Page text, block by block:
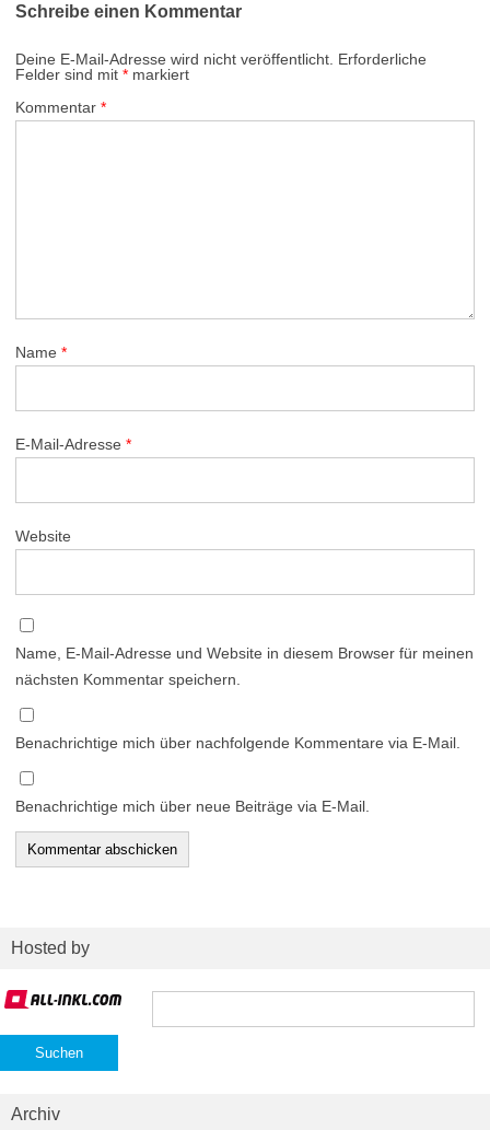
Schreibe einen Kommentar
Deine E-Mail-Adresse wird nicht veröffentlicht. Erforderliche
Felder sind mit * markiert
Kommentar *
Name *
E-Mail-Adresse *
Website
Name, E-Mail-Adresse und Website in diesem Browser für meinen
nächsten Kommentar speichern.
Benachrichtige mich über nachfolgende Kommentare via E-Mail.
Benachrichtige mich über neue Beiträge via E-Mail.
Hosted by
Suchen
Archiv